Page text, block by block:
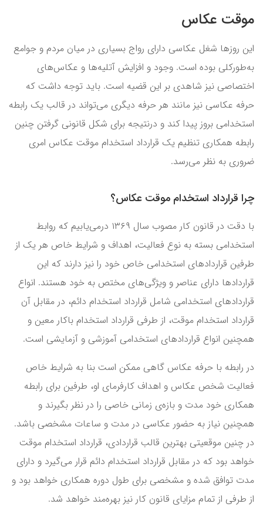
موقت عکاس
این روزها شغل عکاسی دارای رواج بسیاری در میان مردم و جوامع
به‌طورکلی بوده است. وجود و افزایش آتلیه‌ها و عکاس‌های
اختصاصی نیز شاهدی بر این قضیه است. باید توجه داشت که
حرفه عکاسی نیز مانند هر حرفه دیگری می‌تواند در قالب یک رابطه
استخدامی بروز پیدا کند و درنتیجه برای شکل قانونی گرفتن چنین
رابطه همکاری تنظیم یک قرارداد استخدام موقت عکاس امری
ضروری به نظر می‌رسد.
چرا قرارداد استخدام موقت عکاس؟
با دقت در قانون کار مصوب سال ۱۳۶۹ درمی‌یابیم که روابط
استخدامی بسته به نوع فعالیت، اهداف و شرایط خاص هر یک از
طرفین قراردادهای استخدامی خاص خود را نیز دارند که این
قراردادها دارای عناصر و ویژگی‌های مختص به خود هستند. انواع
قراردادهای استخدامی شامل قرارداد استخدام دائم، در مقابل آن
قرارداد استخدام موقت، از طرفی قرارداد استخدام باکار معین و
همچنین انواع قراردادهای استخدامی آموزشی و آزمایشی است.
در رابطه با حرفه عکاس گاهی ممکن است بنا به شرایط خاص
فعالیت شخص عکاس و اهداف کارفرمای او، طرفین برای رابطه
همکاری خود مدت و بازه‌ی زمانی خاصی را در نظر بگیرند و
همچنین نیاز به حضور عکاسی در مدت و ساعات مشخصی باشد.
در چنین موقعیتی بهترین قالب قراردادی، قرارداد استخدام موقت
خواهد بود که در مقابل قرارداد استخدام دائم قرار می‌گیرد و دارای
مدت توافق شده و مشخصی برای طول دوره همکاری خواهد بود و
از طرفی از تمام مزایای قانون کار نیز بهره‌مند خواهد شد.